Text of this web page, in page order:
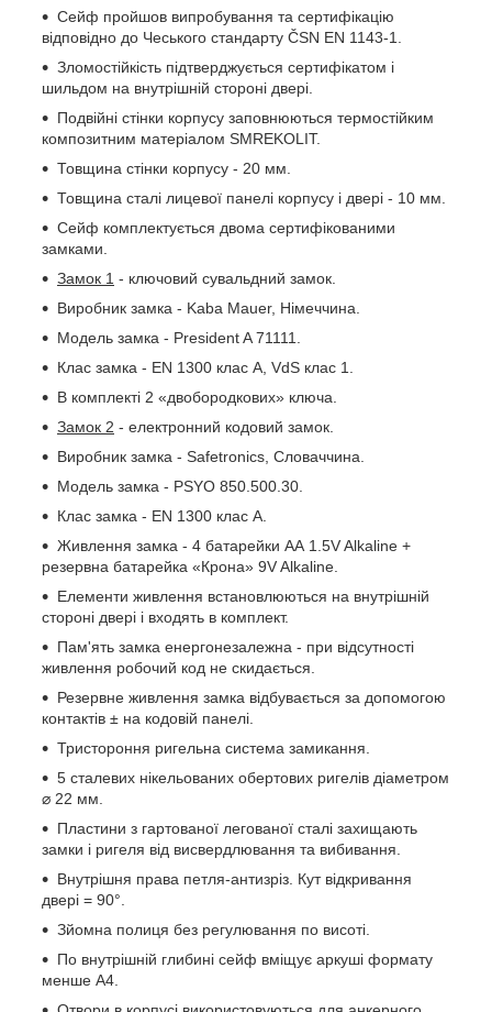
Сейф пройшов випробування та сертифікацію
відповідно до Чеського стандарту ČSN EN 1143-1.
Зломостійкість підтверджується сертифікатом і
шильдом на внутрішній стороні двері.
Подвійні стінки корпусу заповнюються термостійким
композитним матеріалом SMREKOLIT.
Товщина стінки корпусу - 20 мм.
Товщина сталі лицевої панелі корпусу і двері - 10 мм.
Сейф комплектується двома сертифікованими
замками.
Замок 1 - ключовий сувальдний замок.
Виробник замка - Kaba Mauer, Німеччина.
Модель замка - President A 71111.
Клас замка - EN 1300 клас A, VdS клас 1.
В комплекті 2 «двобородкових» ключа.
Замок 2 - електронний кодовий замок.
Виробник замка - Safetronics, Словаччина.
Модель замка - PSYO 850.500.30.
Клас замка - EN 1300 клас A.
Живлення замка - 4 батарейки AА 1.5V Alkaline +
резервна батарейка «Крона» 9V Alkaline.
Елементи живлення встановлюються на внутрішній
стороні двері і входять в комплект.
Пам'ять замка енергонезалежна - при відсутності
живлення робочий код не скидається.
Резервне живлення замка відбувається за допомогою
контактів ± на кодовій панелі.
Тристороння ригельна система замикання.
5 сталевих нікельованих обертових ригелів діаметром
⌀ 22 мм.
Пластини з гартованої легованої сталі захищають
замки і ригеля від висвердлювання та вибивання.
Внутрішня права петля-антизріз. Кут відкривання
двері = 90°.
Зйомна полиця без регулювання по висоті.
По внутрішній глибині сейф вміщує аркуші формату
менше А4.